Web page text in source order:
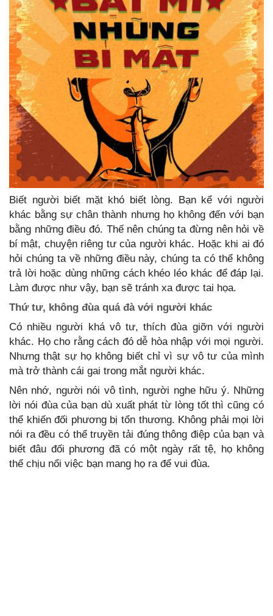
Biết người biết mặt khó biết lòng. Bạn kể với người
khác bằng sự chân thành nhưng họ không đến với bạn
bằng những điều đó. Thế nên chúng ta đừng nên hỏi về
bí mật, chuyện riêng tư của người khác. Hoặc khi ai đó
hỏi chúng ta về những điều này, chúng ta có thể không
trả lời hoặc dùng những cách khéo léo khác để đáp lại.
Làm được như vậy, bạn sẽ tránh xa được tai họa.
Thứ tư, không đùa quá đà với người khác
Có nhiều người khá vô tư, thích đùa giỡn với người
khác. Họ cho rằng cách đó dễ hòa nhập với mọi người.
Nhưng thật sự họ không biết chỉ vì sự vô tư của mình
mà trở thành cái gai trong mắt người khác.
Nên nhớ, người nói vô tình, người nghe hữu ý. Những
lời nói đùa của bạn dù xuất phát từ lòng tốt thì cũng có
thể khiến đối phương bị tổn thương. Không phải mọi lời
nói ra đều có thể truyền tải đúng thông điệp của bạn và
biết đâu đối phương đã có một ngày rất tệ, họ không
thể chịu nổi việc bạn mang họ ra để vui đùa.